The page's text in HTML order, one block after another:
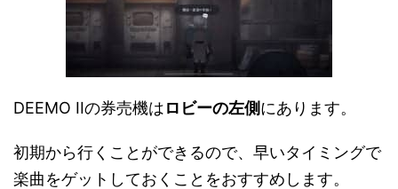
DEEMO IIの券売機はロビーの左側にあります。
初期から行くことができるので、早いタイミングで
楽曲をゲットしておくことをおすすめします。